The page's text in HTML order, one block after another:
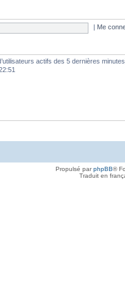
Me
actifs des 5 dernières
Propulsé parphpBB®
Traduit en